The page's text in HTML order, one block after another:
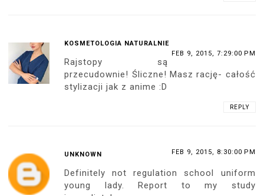
KOSMETOLOGIA NATURALNIE
FEB 9, 2015, 7:29:00 PM
Rajstopy są
przecudownie! Śliczne! Masz rację- całość
stylizacji jak z anime :D
REPLY
UNKNOWN FEB 9, 2015, 8:30:00 PM
Definitely not regulation school uniform
young lady. Report to my study